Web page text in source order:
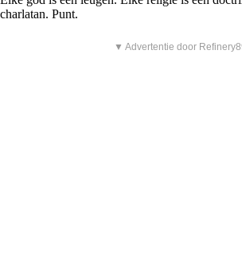
charlatan. Punt.
▼ Advertentie door